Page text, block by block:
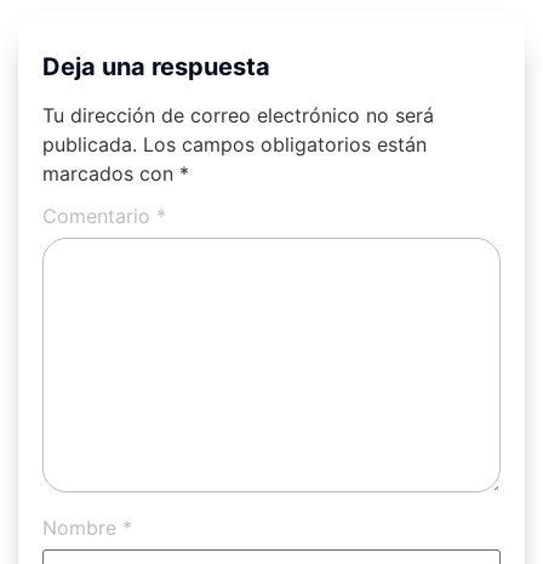
Deja una respuesta
Tu dirección de correo electrónico no será
publicada. Los campos obligatorios están
marcados con *
Comentario *
Nombre *